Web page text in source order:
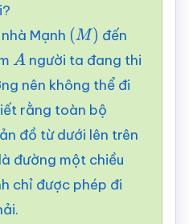
Mạnh (M)
đến
Angười ta đang thi
nên không thể đi
rằng toàn bộ
đồ từ dưới lên trên
đường một chiều
chỉ được phép đi